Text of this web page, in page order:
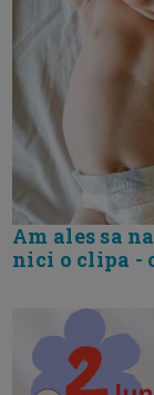
Am ales sa
nici o clipa -